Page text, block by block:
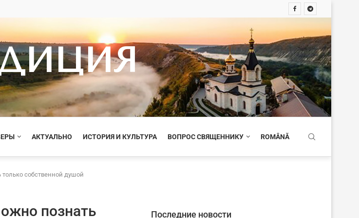
АКТУАЛЬНО ИСТОРИЯ И КУЛЬТУРА ВОПРОС СВЯЩЕННИКУ ROMÂNĂ
собственной душой
познать Последние новости